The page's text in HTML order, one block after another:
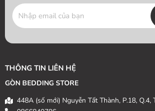
THÔNG TIN LIÊN HỆ
GÒN BEDDING STORE
448A (số mới) Nguyễn Tất Thành, P.18, Q.4,